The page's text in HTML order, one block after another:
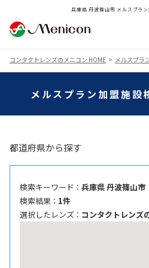
兵庫県 丹波篠山市 メルスプラ
コンタクトレンズのメニコン HOME メルスプラ
メルスプラン加盟施
都道府県から探す
検索キーワード ： 兵庫県 丹波篠山市
検索結果 ： 1件
選択したレンズ ： コンタクトレンズ